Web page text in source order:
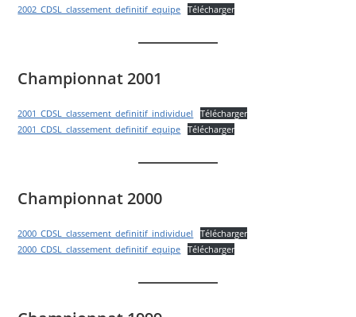
2002_CDSL_classement_definitif_equipe Télécharger
Championnat 2001
2001_CDSL_classement_definitif_individuel
Télécharger
2001_CDSL_classement_definitif_equipe Télécharger
Championnat 2000
2000_CDSL_classement_definitif_individuel
Télécharger
2000_CDSL_classement_definitif_equipe Télécharger